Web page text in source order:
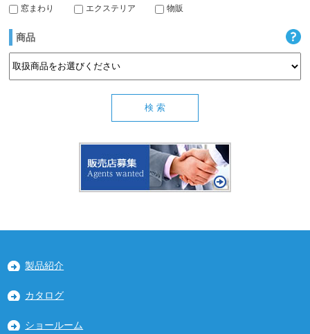
窓まわり エクステリア 物販
商品
製品紹介
カタログ
ショールーム